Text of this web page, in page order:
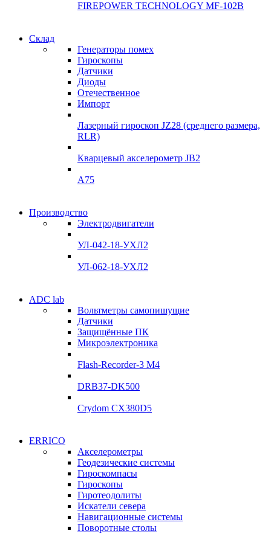
FIREPOWER TECHNOLOGY MF-102B
Склад
Генераторы помех
Гироскопы
Датчики
Диоды
Отечественное
Импорт
Лазерный гироскоп JZ28 (среднего размера,
RLR)
Кварцевый акселерометр JB2
A75
Производство
Электродвигатели
УЛ-042-18-УХЛ2
УЛ-062-18-УХЛ2
УЛ-04 УЛ-06
ADC lab
Вольтметры самопишущие
Датчики
Защищённые ПК
Микроэлектроника
Flash-Recorder-3 М4
DRB37-DK500
Crydom CX380D5
ADClab
ERRICO
Акселерометры
Геодезические системы
Гироскомпасы
Гироскопы
Гиротеодолиты
Искатели севера
Навигационные системы
Поворотные столы